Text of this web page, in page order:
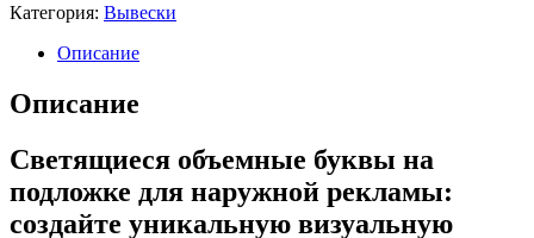
Категория: Вывески
Описание
Описание
Светящиеся объемные буквы на
подложке для наружной рекламы:
создайте уникальную визуальную